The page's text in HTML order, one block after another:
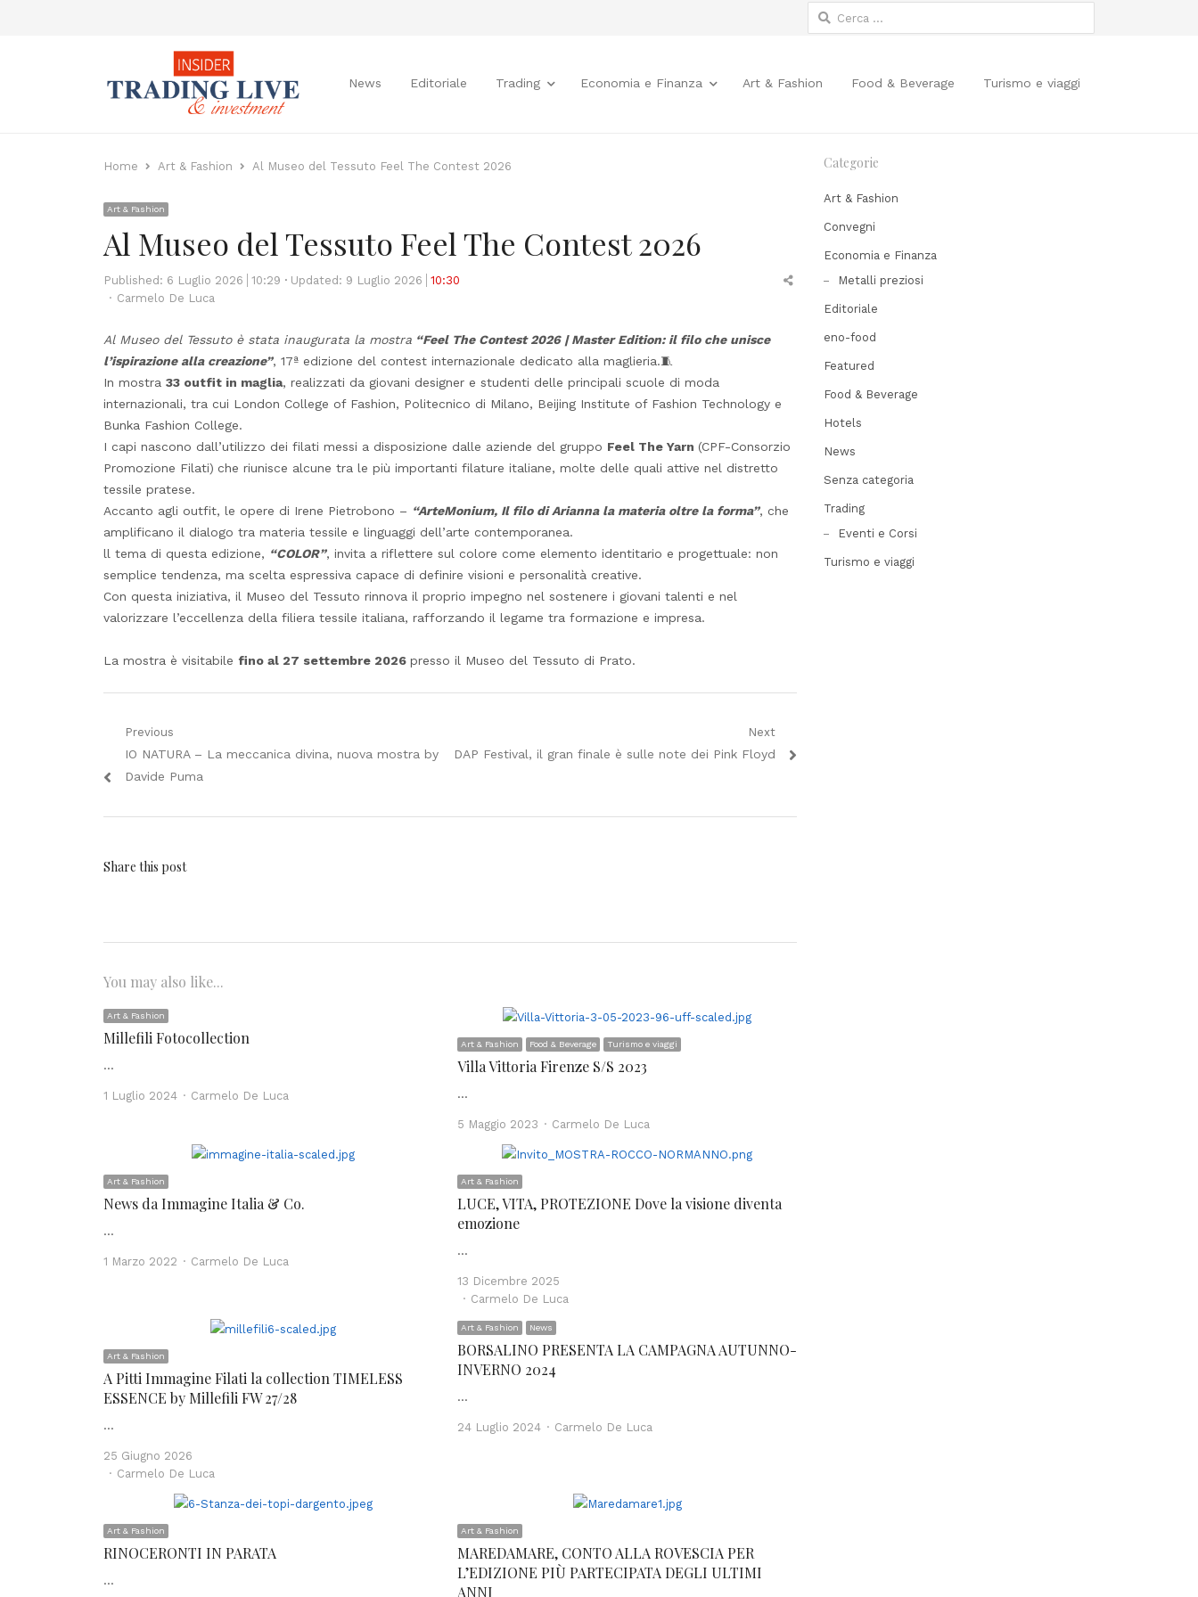
Ricerca
per:
News Editoriale Trading Economia e Finanza Art & Fashion Food & Beverage Turismo e viaggi
Home Art & Fashion Al Museo del Tessuto Feel The Contest 2026
Art & Fashion
Al Museo del Tessuto Feel The Contest 2026
Published: 6 Luglio 2026 10:29 Updated: 9 Luglio 2026
10:30
Author
Carmelo De Luca
Share
Al Museo del Tessuto è stata inaugurata la mostra “Feel The Contest 2026| Master Edition: il filo che unisce
l’ispirazione alla creazione”, 17ª edizione del contest internazionale dedicato alla maglieria.🧵
In mostra 33 outfit in maglia, realizzati da giovani designer e studenti delle principali scuole di moda
internazionali, tra cui London College of Fashion, Politecnico di Milano, Beijing Institute of Fashion Technology e
Bunka Fashion College.
I capi nascono dall’utilizzo dei filati messi a disposizione dalle aziende del gruppo Feel The Yarn (CPF-Consorzio
Promozione Filati) che riunisce alcune tra le più importanti filature italiane, molte delle quali attive nel distretto
tessile pratese.
Accanto agli outfit, le opere di Irene Pietrobono – “ArteMonium, Il filo di Arianna la materia oltre la forma”, che
amplificano il dialogo tra materia tessile e linguaggi dell’arte contemporanea.
ll tema di questa edizione, “COLOR”, invita a riflettere sul colore come elemento identitario e progettuale: non
semplice tendenza, ma scelta espressiva capace di definire visioni e personalità creative.
Con questa iniziativa, il Museo del Tessuto rinnova il proprio impegno nel sostenere i giovani talenti e nel
valorizzare l’eccellenza della filiera tessile italiana, rafforzando il legame tra formazione e impresa.
La mostra è visitabile fino al 27 settembre 2026 presso il Museo del Tessuto di Prato.
Navigazione
articoli
Previous
Previous
post:
IO NATURA – La meccanica divina, nuova mostra by
Davide Puma
Next
Next
DAP Festival, il gran finale è sulle note dei Pink Floyd
Share this post
You may also like...
Art & Fashion
Millefili Fotocollection
…
1 Luglio 2024 Author
Carmelo De Luca
Art & Fashion Food & Beverage Turismo e viaggi
Villa Vittoria Firenze S/S 2023
…
5 Maggio 2023 Author
Carmelo De Luca
Art & Fashion
News da Immagine Italia & Co.
…
1 Marzo 2022 Author
Carmelo De Luca
Art & Fashion
LUCE, VITA, PROTEZIONE Dove la visione diventa
emozione
…
13 Dicembre 2025
Author
Carmelo De Luca
Art & Fashion
A Pitti Immagine Filati la collection TIMELESS
ESSENCE by Millefili FW 27/28
…
25 Giugno 2026
Author
Carmelo De Luca
Art & Fashion News
BORSALINO PRESENTA LA CAMPAGNA AUTUNNO-
INVERNO 2024
…
24 Luglio 2024 Author
Carmelo De Luca
Art & Fashion
RINOCERONTI IN PARATA
…
Art & Fashion
MAREDAMARE, CONTO ALLA ROVESCIA PER
L’EDIZIONE PIÙ PARTECIPATA DEGLI ULTIMI
ANNI
Categorie
Art & Fashion
Convegni
Economia e Finanza
Metalli preziosi
Editoriale
eno-food
Featured
Food & Beverage
Hotels
News
Senza categoria
Trading
Eventi e Corsi
Turismo e viaggi